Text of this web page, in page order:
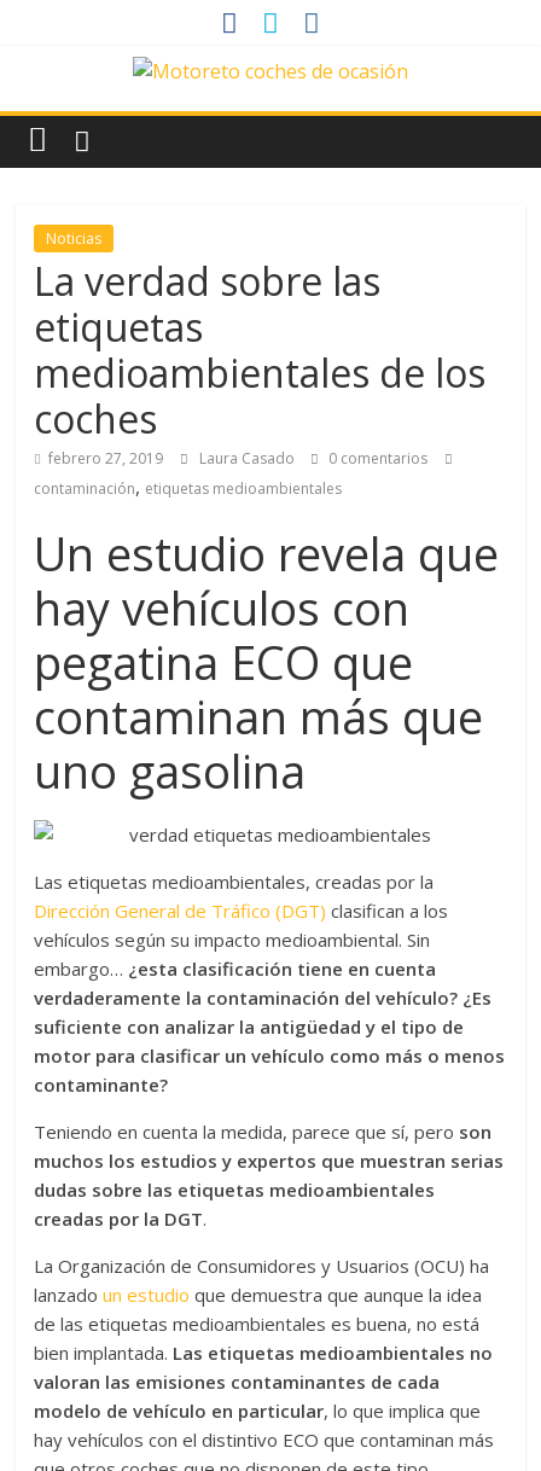
News
Motoreto
Noticias
coches
de
ocasión
Noticias
La verdad sobre las
etiquetas
medioambientales de los
coches
febrero 27, 2019 Laura Casado
0 comentarios
contaminación, etiquetas medioambientales
Un estudio revela que
hay vehículos con
pegatina ECO que
contaminan más que
uno gasolina
Las etiquetas medioambientales, creadas por la
Dirección General de Tráfico (DGT) clasifican a los
vehículos según su impacto medioambiental. Sin
embargo… ¿esta clasificación tiene en cuenta
verdaderamente la contaminación del vehículo? ¿Es
suficiente con analizar la antigüedad y el tipo de
motor para clasificar un vehículo como más o menos
contaminante?
Teniendo en cuenta la medida, parece que sí, pero son
muchos los estudios y expertos que muestran serias
dudas sobre las etiquetas medioambientales
creadas por la DGT.
La Organización de Consumidores y Usuarios (OCU) ha
lanzadoun estudio que demuestra que aunque la idea
de las etiquetas medioambientales es buena, no está
bien implantada. Las etiquetas medioambientales no
valoran las emisiones contaminantes de cada
modelo de vehículo en particular, lo que implica que
hay vehículos con el distintivo ECO que contaminan más